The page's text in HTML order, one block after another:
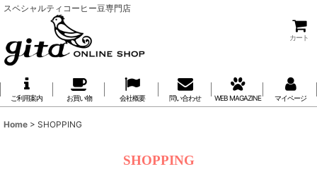
スペシャルティコーヒー豆専門店
カート
ご利用案内 お買い物 会社概要 問い合わせ WEB MAGAZINE マイページ
Home > SHOPPING
SHOPPING